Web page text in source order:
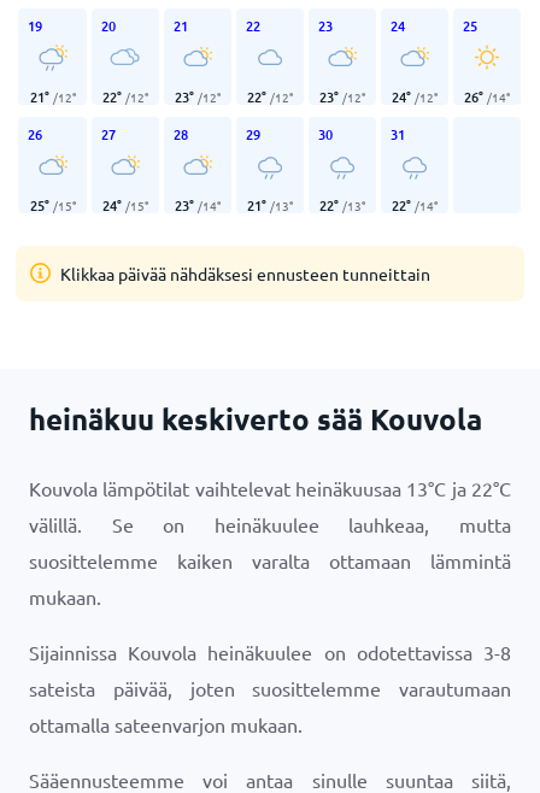
19
21° /12°
20
22° /12°
21
23° /12°
22
22° /12°
23
23° /12°
24
24° /12°
25
26° /14°
26
25° /15°
27
24° /15°
28
23° /14°
29
21° /13°
30
22° /13°
31
22° /14°
Klikkaa päivää nähdäksesi ennusteen tunneittain
heinäkuu keskiverto sää Kouvola
Kouvola lämpötilat vaihtelevat heinäkuusaa 13°C ja 22°C
välillä. Se on heinäkuulee lauhkeaa, mutta
suosittelemme kaiken varalta ottamaan lämmintä
mukaan.
Sijainnissa Kouvola heinäkuulee on odotettavissa 3-8
sateista päivää, joten suosittelemme varautumaan
ottamalla sateenvarjon mukaan.
Sääennusteemme voi antaa sinulle suuntaa siitä,